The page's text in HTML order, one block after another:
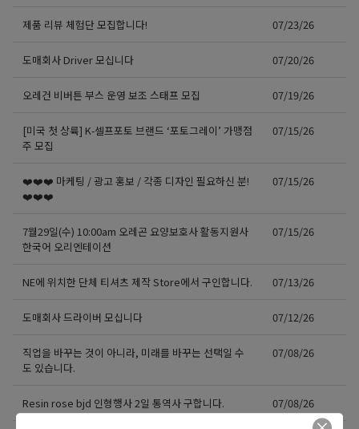
제품 리뷰 체험단 모집합니다! 07/23/26
도매회사 Driver 모십니다 07/20/26
오레건 비버튼 부스 운영 보조 스태프 모집 07/19/26
[미국 첫 상륙] K-셀프포토 브랜드 ‘포토그레이’ 가맹점
주 모집
07/15/26
❤️❤️❤️ 마케팅 / 광고 홍보 / 각종 디자인 필요하신 분!
❤️❤️❤️
07/15/26
7월29일(수) 10:00am 오레곤 요양보호사 활동지원사
한국어 오리엔테이션
07/15/26
NE에 위치한 단체 티셔츠 제작 Store에서 구인합니다. 07/13/26
도매회사 드라이버 모십니다 07/12/26
직업을 바꾸는 것이 아니라, 미래를 바꾸는 선택일 수
도 있습니다.
07/08/26
Resin rose bjd 인형행사 2일 통역사 구합니다. 07/08/26